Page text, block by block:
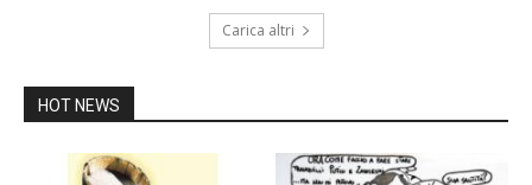
Carica altri
HOT NEWS